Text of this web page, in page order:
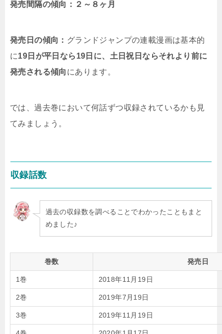
発売間隔の傾向：２～８ヶ月
発売日の傾向： グランドジャンプの連載漫画は基本的
に19日が平日なら19日に、土日祝日ならそれより前に
発売される傾向 にあります。
では、過去巻において何話ずつ収録されているかも見
てみましょう。
収録話数
過去の収録数を調べることでわかったこともまと
めました♪
巻数 発売日
1巻 2018年11月19日
2巻 2019年7月19日
3巻 2019年11月19日